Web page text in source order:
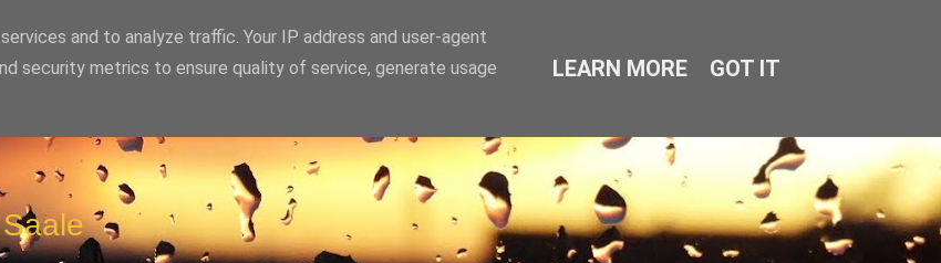
and to analyze traffic. Your IP address and user-agent
security metrics to ensure quality of service, generate usage
LEARN MORE GOT IT